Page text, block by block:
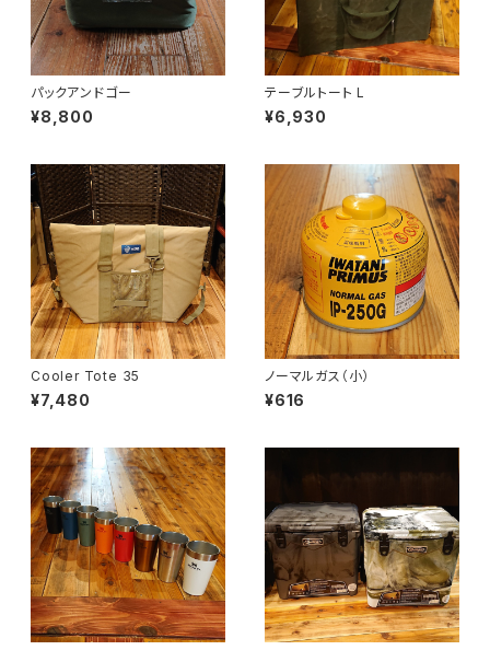
パックアンドゴー
¥8,800
テーブルトート L
¥6,930
Cooler Tote 35
¥7,480
ノーマルガス（小）
¥616